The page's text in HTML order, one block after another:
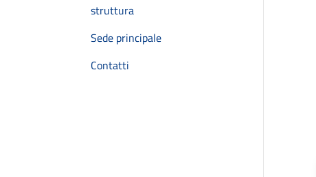
struttura
Sede principale
Contatti